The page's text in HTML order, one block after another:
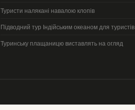
Туристи налякані навалою клопів
Підводний тур Індійським океаном для туристів
Туринську плащаницю виставлять на огляд